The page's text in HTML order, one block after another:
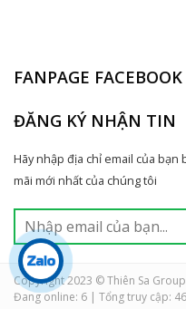
FANPAGE FACEBOOK
ĐĂNG KÝ NHẬN TIN
Hãy nhập địa chỉ email của
mãi mới nhất của chúng tôi
Copyright 2023 © Thiên Sa
Đang online: 6 | Tổng truy cập: